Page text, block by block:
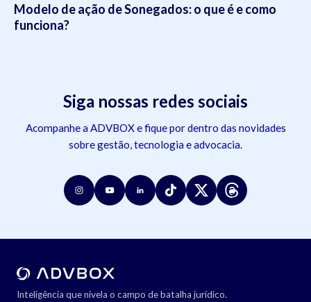
Modelo de ação de Sonegados: o que é e como
funciona?
Siga nossas redes sociais
Acompanhe a ADVBOX e fique por dentro das novidades
sobre gestão, tecnologia e advocacia.
Inteligência que nivela o campo de batalha jurídico.